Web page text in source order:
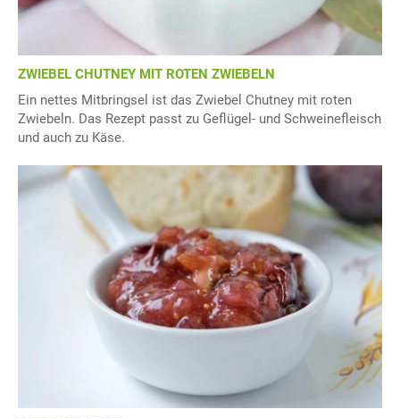
ZWIEBEL CHUTNEY MIT ROTEN ZWIEBELN
Ein nettes Mitbringsel ist das Zwiebel Chutney mit roten
Zwiebeln. Das Rezept passt zu Geflügel- und Schweinefleisch
und auch zu Käse.